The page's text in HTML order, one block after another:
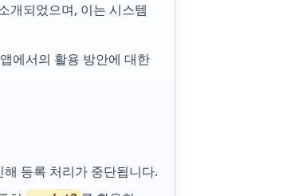
되었으며, 이는 시스템
에서의 활용 방안에 대한
등록 처리가 중단됩니다.